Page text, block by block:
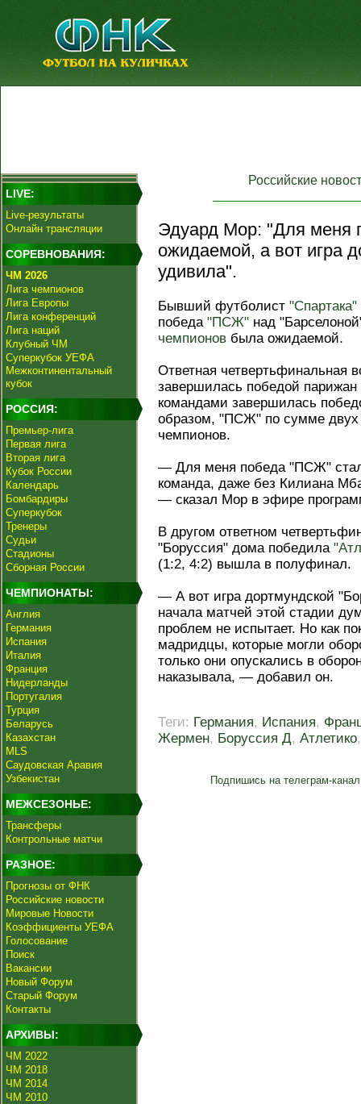
LIVE:
Live-результаты
Онлайн трансляции
СОРЕВНОВАНИЯ:
ЧМ 2026
Лига чемпионов
Лига Европы
Лига конференций
Лига наций
Клубный ЧМ
Суперкубок УЕФА
Межконтинентальный
кубок
РОССИЯ:
Премьер-лига
Первая лига
Вторая лига
Кубок России
Календарь
Бомбардиры
Суперкубок
Тренеры
Судьи
Стадионы
Сборная России
ЧЕМПИОНАТЫ:
Англия
Германия
Испания
Италия
Франция
Нидерланды
Португалия
Турция
Беларусь
Казахстан
MLS
Саудовская Аравия
Узбекистан
МЕЖСЕЗОНЬЕ:
Трансферы
Контрольные матчи
РАЗНОЕ:
Прогнозы от ФНК
Российские новости
Мировые Новости
Коэффициенты УЕФА
Голосование
Поиск
Вакансии
Новый Форум
Старый Форум
Контакты
АРХИВЫ:
ЧМ 2022
ЧМ 2018
ЧМ 2014
ЧМ 2010
Российские
Эдуард Мор: "Для меня
ожидаемой, а вот игра
удивила".
Бывший футболист "Спартака"
победа "ПСЖ" над
чемпионов была ожидаемой.
Ответная четвертьфинальная
завершилась победой
командами завершилась
образом, "ПСЖ" по сумме
чемпионов.
— Для меня победа "ПСЖ"
команда, даже без Килиана
— сказал Мор в эфире
В другом ответном
"Боруссия" дома победила
(1:2, 4:2) вышла в полуфинал.
— А вот игра дортмундской
начала матчей этой стадии
проблем не испытает. Но как
мадридцы, которые могли
только они опускались в
наказывала, — добавил он.
Теги: Германия, Испания,
Жермен, Боруссия Д, Атлетико
Подпишись на телеграм-